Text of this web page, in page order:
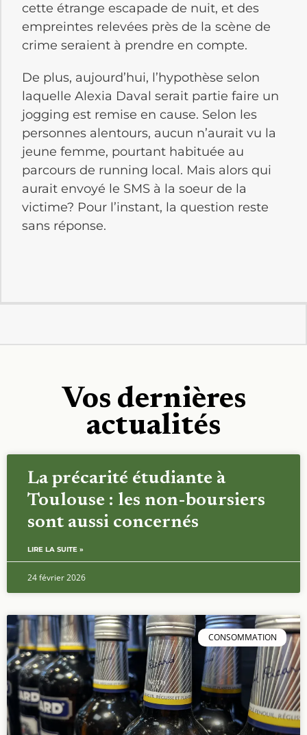
cette étrange escapade de nuit, et des
empreintes relevées près de la scène de
crime seraient à prendre en compte.
De plus, aujourd’hui, l’hypothèse selon
laquelle Alexia Daval serait partie faire un
jogging est remise en cause. Selon les
personnes alentours, aucun n’aurait vu la
jeune femme, pourtant habituée au
parcours de running local. Mais alors qui
aurait envoyé le SMS à la soeur de la
victime? Pour l’instant, la question reste
sans réponse.
Vos dernières
actualités
La précarité étudiante à
Toulouse : les non-boursiers
sont aussi concernés
LIRE LA SUITE »
24 février 2026
CONSOMMATION